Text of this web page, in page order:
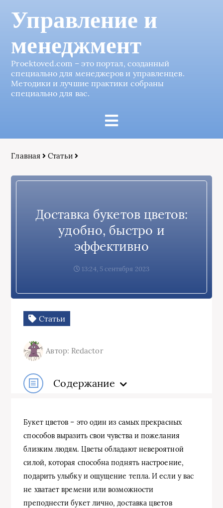
Управление и
менеджмент
Proektoved.com – это портал, созданный
специально для менеджеров и управленцев.
Методики и лучшие практики собраны
специально для вас.
Главная Статьи
Доставка букетов цветов:
удобно, быстро и
эффективно
13:24, 5 сентября 2023
Статьи
Автор: Redactor
Содержание
Букет цветов – это один из самых прекрасных
способов выразить свои чувства и пожелания
близким людям. Цветы обладают невероятной
силой, которая способна поднять настроение,
подарить улыбку и ощущение тепла. И если у вас
не хватает времени или возможности
преподнести букет лично, доставка цветов